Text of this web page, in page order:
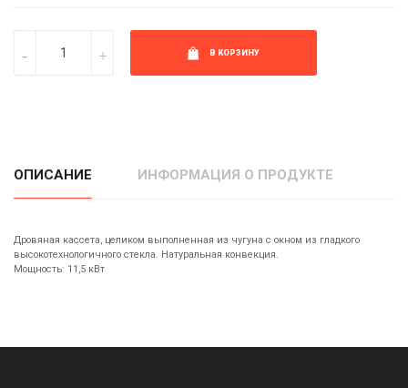
В КОРЗИНУ
ОПИСАНИЕ ИНФОРМАЦИЯ О ПРОДУКТЕ
Дровяная кассета, целиком выполненная из чугуна с окном из гладкого
высокотехнологичного стекла. Натуральная конвекция.
Мощность: 11,5 кВт